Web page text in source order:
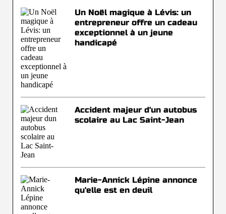
Un Noël magique à Lévis: un
entrepreneur offre un cadeau
exceptionnel à un jeune
handicapé
Accident majeur d'un autobus
scolaire au Lac Saint-Jean
Marie-Annick Lépine annonce
qu'elle est en deuil